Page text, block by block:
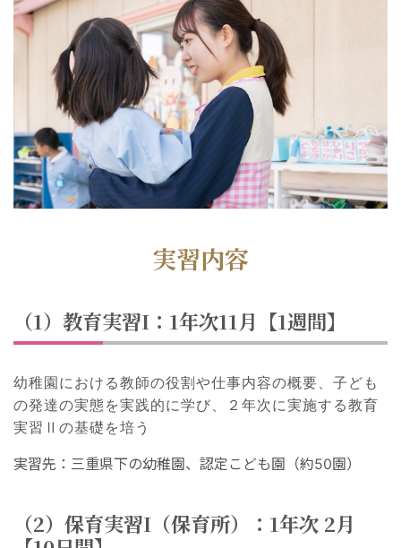
実習内容
（1）教育実習I：1年次11月【1週間】
幼稚園における教師の役割や仕事内容の概要、子ども
の発達の実態を実践的に学び、２年次に実施する教育
実習Ⅱの基礎を培う
実習先：三重県下の幼稚園、認定こども園（約50園）
（2）保育実習I（保育所）：1年次 2月